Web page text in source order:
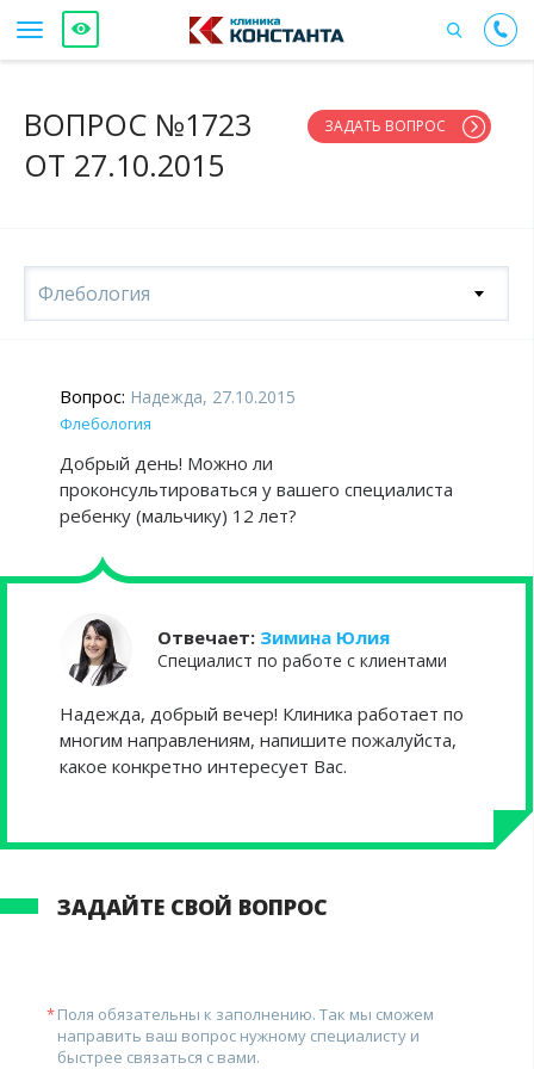
ВОПРОС №1723
ОТ 27.10.2015
ЗАДАТЬ ВОПРОС
Флебология
Вопрос: Надежда, 27.10.2015
Флебология
Добрый день! Можно ли
проконсультироваться у вашего специалиста
ребенку (мальчику) 12 лет?
Отвечает: Зимина Юлия
Cпециалист по работе с клиентами
Надежда, добрый вечер! Клиника работает по
многим направлениям, напишите пожалуйста,
какое конкретно интересует Вас.
ЗАДАЙТЕ СВОЙ ВОПРОС
Поля обязательны к заполнению. Так мы сможем
направить ваш вопрос нужному специалисту и
быстрее связаться с вами.